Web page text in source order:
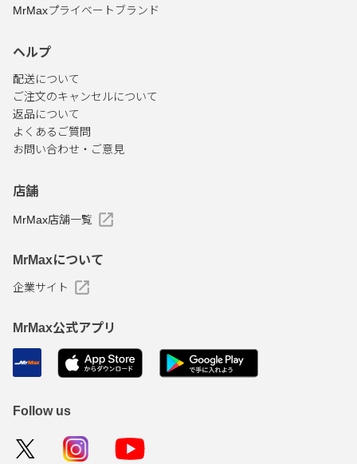
MrMaxプライベートブランド
ヘルプ
配送について
ご注文のキャンセルについて
返品について
よくあるご質問
お問い合わせ・ご意見
店舗
MrMax店舗一覧
MrMaxについて
企業サイト
MrMax公式アプリ
Follow us